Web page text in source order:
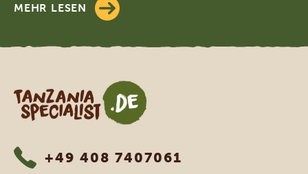
MEHR LESEN
Tanzania Specialist
+49 408 7407061